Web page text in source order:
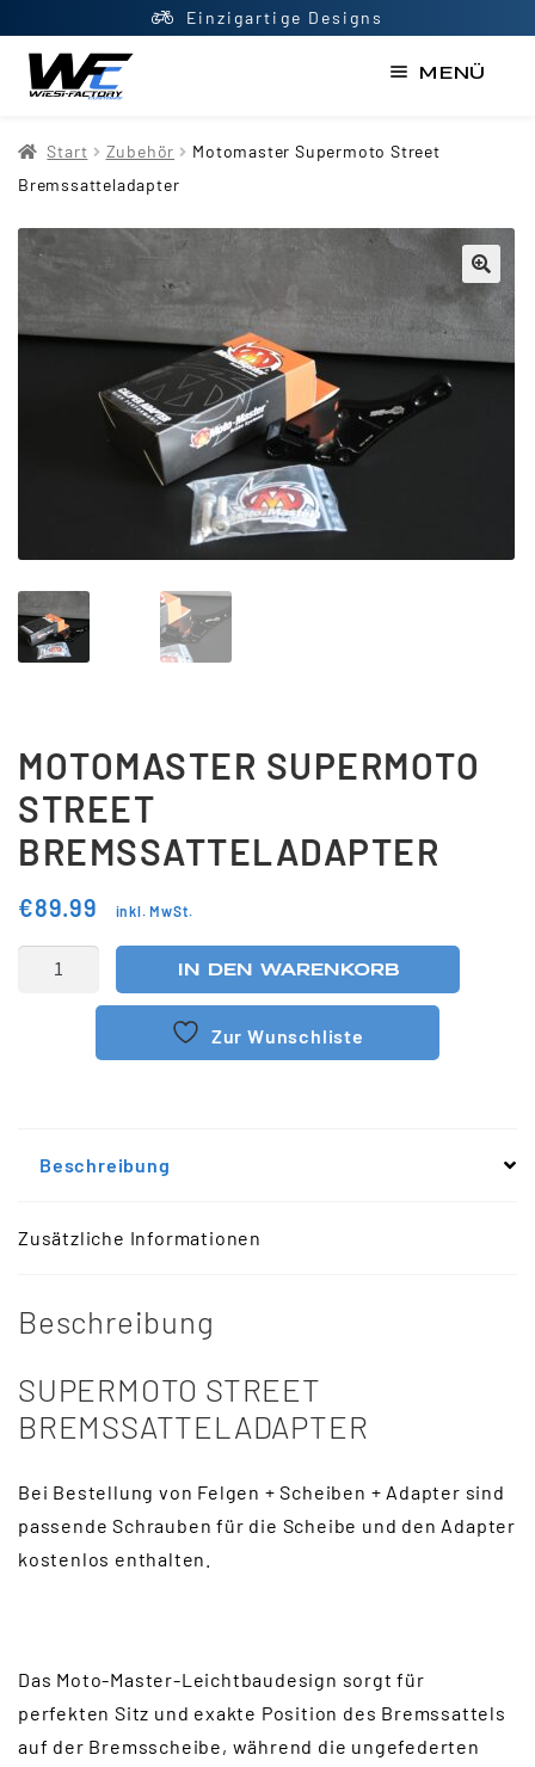
Top Beratung
MENÜ
AGB
Impressum
Kasse
Mein Konto
Warenkorb
Start Zubehör
Motomaster Supermoto Street
Bremssatteladapter
MOTOMASTER SUPERMOTO
STREET
BREMSSATTELADAPTER
€89.99 inkl. MwSt.
IN DEN WARENKORB
Zur Wunschliste
Beschreibung
Zusätzliche Informationen
Beschreibung
SUPERMOTO STREET
BREMSSATTELADAPTER
Bei Bestellung von Felgen + Scheiben + Adapter sind
passende Schrauben für die Scheibe und den Adapter
kostenlos enthalten.
Das Moto-Master-Leichtbaudesign sorgt für
perfekten Sitz und exakte Position des Bremssattels
auf der Bremsscheibe, während die ungefederten